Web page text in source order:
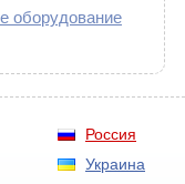
оборудование
Россия
Украина